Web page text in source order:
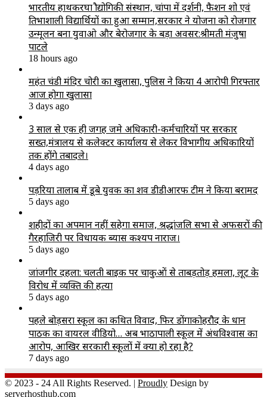
भारतीय हाथकरघा प्रौद्योगिकी संस्थान, चांपा में प्रदर्शनी, फैशन शो एवं
प्रतिभाशाली विद्यार्थियों का हुआ सम्मान,सरकार ने योजना को रोजगार
उन्मूलन बना युवाओ और बेरोजगार के बड़ा अवसर:श्रीमती मंजुषा
पाटले
18 hours ago
महंत चंडी मंदिर चोरी का खुलासा, पुलिस ने किया 4 आरोपी गिरफ्तार
आज होगा खुलासा
3 days ago
3 साल से एक ही जगह जमे अधिकारी-कर्मचारियों पर सरकार
सख्त,मंत्रालय से कलेक्टर कार्यालय से लेकर विभागीय अधिकारियों
तक होंगे तबादले।
4 days ago
पड़रिया तालाब में डूबे युवक का शव डीडीआरफ टीम ने किया बरामद
5 days ago
शहीदों का अपमान नहीं सहेगा समाज, श्रद्धांजलि सभा से अफसरों की
गैरहाजिरी पर विधायक ब्यास कश्यप नाराज।
5 days ago
जांजगीर दहला: चलती बाइक पर चाकुओं से ताबड़तोड़ हमला, लूट के
विरोध में व्यक्ति की हत्या
5 days ago
पहले बोड़सरा स्कूल का कथित विवाद, फिर डोंगाकोहरौद के प्रधान
पाठक का वायरल वीडियो… अब भाठापाली स्कूल में अंधविश्वास का
आरोप, आखिर सरकारी स्कूलों में क्या हो रहा है?
7 days ago
© 2023 - 24 All Rights Reserved. | Proudly Design by
serverhosthub.com